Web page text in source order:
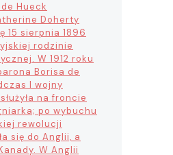
Hueck
Doherty
15 sierpnia 1896
rodzinie
W 1912 roku
Borisa de
I wojny
na froncie
po wybuchu
rewolucji
się do Anglii, a
W Anglii